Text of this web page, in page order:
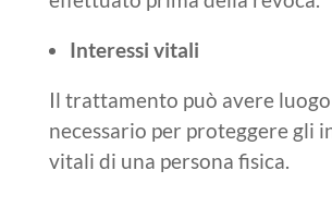
Interessi vitali
Il trattamento può avere
necessario per proteggere gli
vitali di una persona fisica.